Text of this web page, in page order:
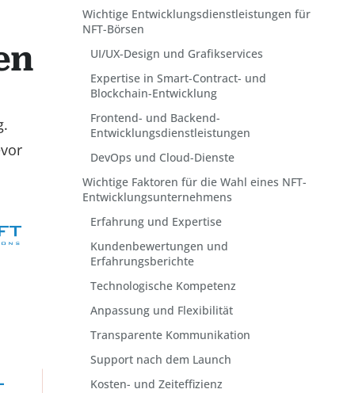
Wichtige Entwicklungsdienstleistungen für
NFT-Börsen
UI/UX-Design und Grafikservices
Expertise in Smart-Contract- und
Blockchain-Entwicklung
Frontend- und Backend-
Entwicklungsdienstleistungen
DevOps und Cloud-Dienste
Wichtige Faktoren für die Wahl eines NFT-
Entwicklungsunternehmens
Erfahrung und Expertise
Kundenbewertungen und
Erfahrungsberichte
Technologische Kompetenz
Anpassung und Flexibilität
Transparente Kommunikation
Support nach dem Launch
Kosten- und Zeiteffizienz